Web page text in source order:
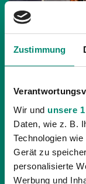
Zustimmung
Wir und unsere
Daten, wie z. B.
Technologien
Gerät zu
personalisierte
Werbung und
30.06.2026|
TESTSPIEL
ST. ROMAN